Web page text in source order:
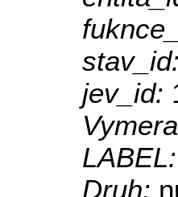
stav_id:
jev_id:
LABEL:
Druh: